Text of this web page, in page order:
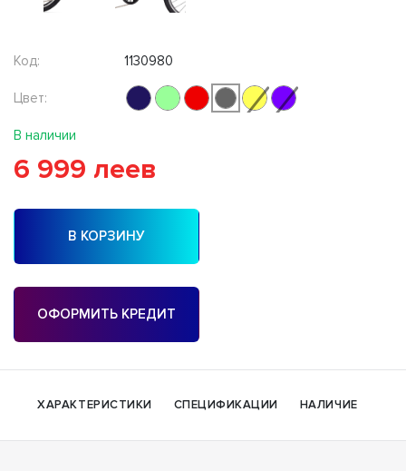
Код: 1130980
Цвет:
В наличии
6 999 леев
В КОРЗИНУ
ОФОРМИТЬ КРЕДИТ
ХАРАКТЕРИСТИКИ СПЕЦИФИКАЦИИ НАЛИЧИЕ